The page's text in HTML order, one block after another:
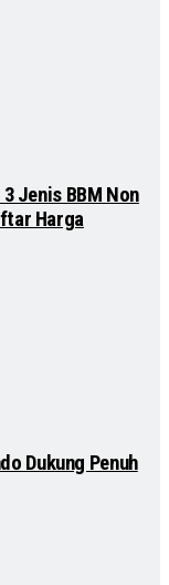
Jenis BBM Non
Harga
Dukung Penuh